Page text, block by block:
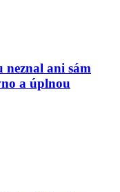
neznal ani sám
a úplnou